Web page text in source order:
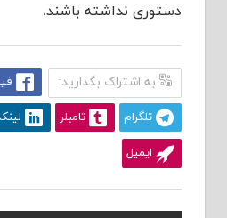
دستوری نداشته باشند.
به اشتراک بگذارید:
تلگرام تامبلر
ایمیل